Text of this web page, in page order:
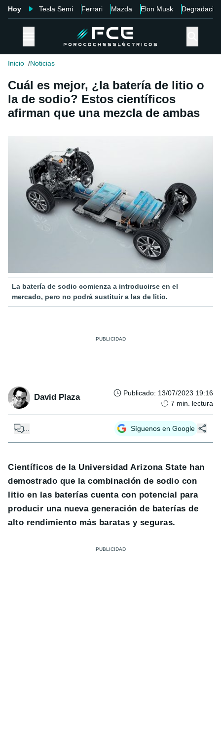
Hoy Tesla Semi Ferrari Mazda Elon Musk Degradación
Inicio Noticias
Cuál es mejor, ¿la batería de litio o
la de sodio? Estos científicos
afirman que una mezcla de ambas
La batería de sodio comienza a introducirse en el
mercado, pero no podrá sustituir a las de litio.
David Plaza Publicado: 13/07/2023 19:16
7 min. lectura
Síguenos en Google
Científicos de la Universidad Arizona State han
demostrado que la combinación de sodio con
litio en las baterías cuenta con potencial para
producir una nueva generación de baterías de
alto rendimiento más baratas y seguras.